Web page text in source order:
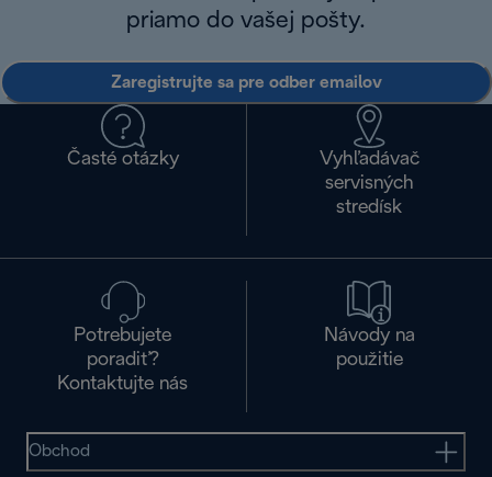
priamo do vašej pošty.
Zaregistrujte sa pre odber emailov
Časté otázky
Vyhľadávač
servisných
stredísk
Potrebujete
poradiť?
Kontaktujte nás
Návody na
použitie
Obchod